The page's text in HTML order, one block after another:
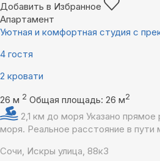
Добавить в Избранное
Апартамент
Уютная и комфортная студия с
4 гостя
2 кровати
26 м 2 Общая площадь: 26 м2
2,1 км до моря Указано прямое
моря. Реальное расстояние в
Сочи, Искры улица, 88к3